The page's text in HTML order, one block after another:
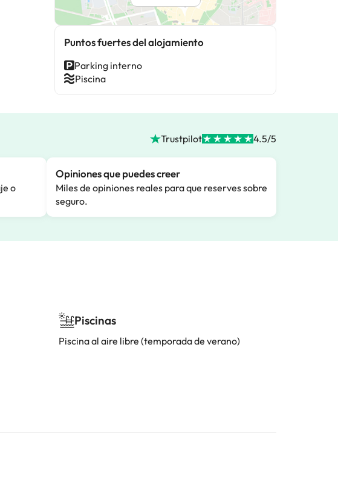
Puntos fuertes del alojamiento
Parking interno
Piscina
Trustpilot 4.5/5
o
Opiniones que puedes creer
Miles de opiniones reales para que reserves sobre
seguro.
Piscinas
Piscina al aire libre (temporada de verano)